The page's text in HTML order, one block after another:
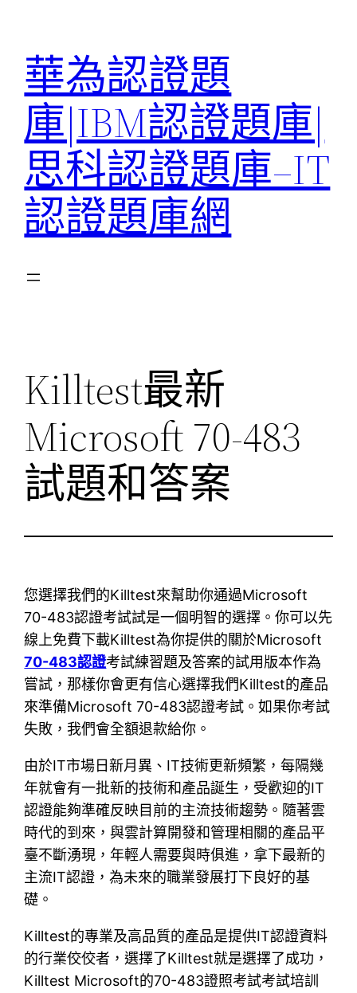
華為認證題
庫|IBM認證題庫|
思科認證題庫–IT
認證題庫網
Killtest最新
Microsoft 70-483
試題和答案
您選擇我們的Killtest來幫助你通過Microsoft
70-483認證考試試是一個明智的選擇。你可以先
線上免費下載Killtest為你提供的關於Microsoft
70-483認證考試練習題及答案的試用版本作為
嘗試，那樣你會更有信心選擇我們Killtest的產品
來準備Microsoft 70-483認證考試。如果你考試
失敗，我們會全額退款給你。
由於IT市場日新月異、IT技術更新頻繁，每隔幾
年就會有一批新的技術和產品誕生，受歡迎的IT
認證能夠準確反映目前的主流技術趨勢。隨著雲
時代的到來，與雲計算開發和管理相關的產品平
臺不斷湧現，年輕人需要與時俱進，拿下最新的
主流IT認證，為未來的職業發展打下良好的基
礎。
Killtest的專業及高品質的產品是提供IT認證資料
的行業佼佼者，選擇了Killtest就是選擇了成功，
Killtest Microsoft的70-483證照考試考試培訓